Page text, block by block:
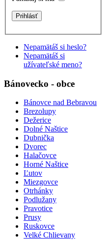
Nepamätáš si heslo?
Nepamätáš si
užívateľské meno?
Bánovecko - obce
Bánovce nad Bebravou
Brezolupy
Dežerice
Dolné Naštice
Dubnička
Dvorec
Halačovce
Horné Naštice
Ľutov
Miezgovce
Otrhánky
Podlužany
Pravotice
Prusy
Ruskovce
Velké Chlievany